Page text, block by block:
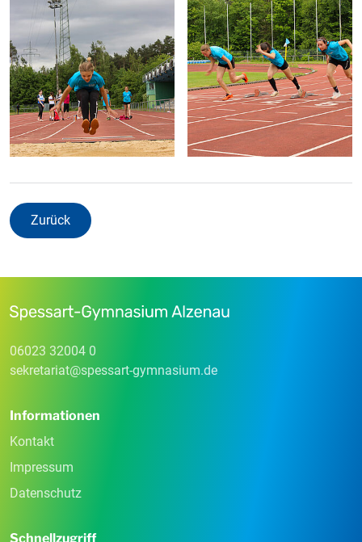
Zurück
06023 32004 0
sekretariat@spessart-gymnasium.de
Informationen
Kontakt
Impressum
Datenschutz
Schnellzugriff